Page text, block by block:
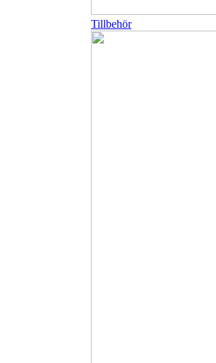
Tillbehör